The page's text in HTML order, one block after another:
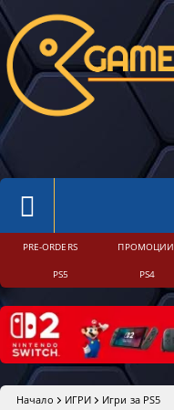
PRE-ORDERS ПРОМОЦИИ
PS5 PS4
Начало ИГРИ Игри за PS5